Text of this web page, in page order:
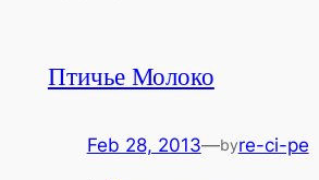
Птичье Молоко
Feb 28, 2013—byre-ci-pe